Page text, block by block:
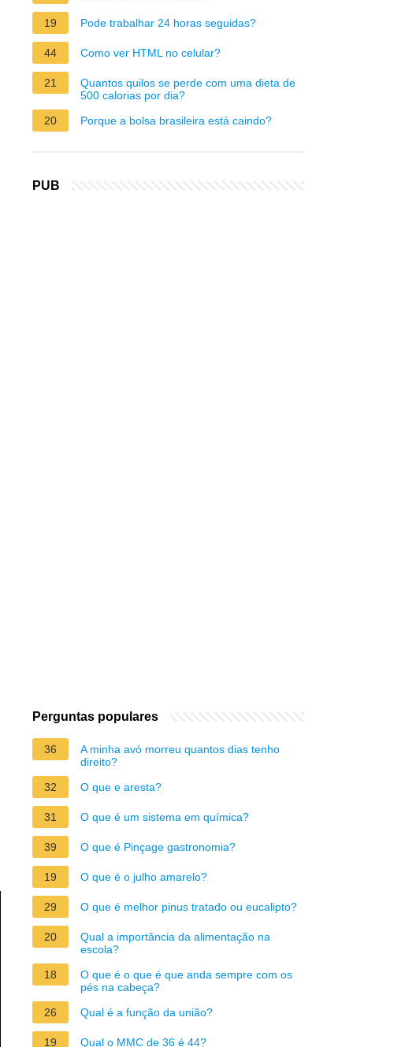
19 Pode trabalhar 24 horas seguidas?
44 Como ver HTML no celular?
21
Quantos quilos se perde com uma dieta de
500 calorias por dia?
20
Porque a bolsa brasileira está caindo?
PUB
Perguntas populares
36
A minha avó morreu quantos dias tenho
direito?
32
O que e aresta?
31 O que é um sistema em química?
39 O que é Pinçage gastronomia?
19 O que é o julho amarelo?
29 O que é melhor pinus tratado ou eucalipto?
20
Qual a importância da alimentação na
escola?
18
O que é o que é que anda sempre com os
pés na cabeça?
26
Qual é a função da união?
19 Qual o MMC de 36 é 44?